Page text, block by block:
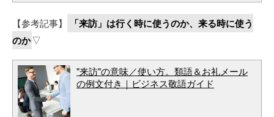
【参考記事】
「来訪」は行く時に使うのか、来る時に使う
のか▽
"来訪"の意味／使い方。類語＆お礼メール
の例文付き｜ビジネス敬語ガイド